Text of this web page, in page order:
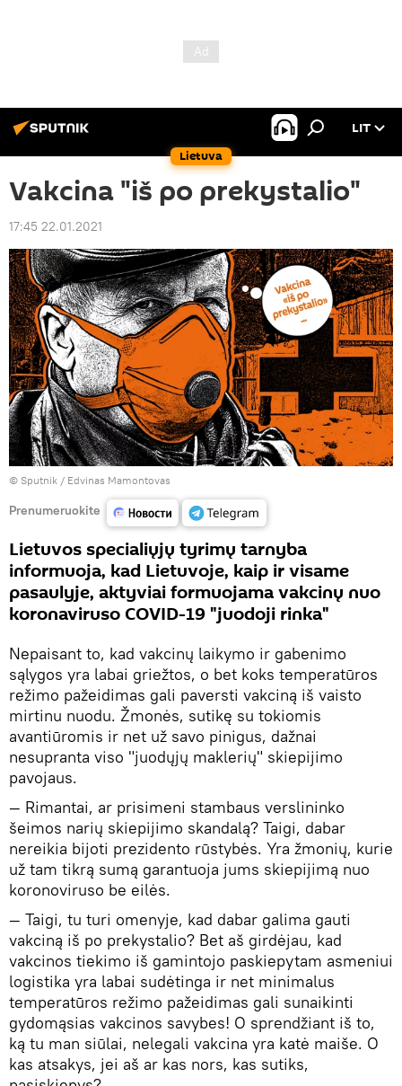
Lietuva
LIT
Vakcina "iš po prekystalio"
17:45 22.01.2021
© Sputnik / Edvinas Mamontovas
Prenumeruokite
Lietuvos specialiųjų tyrimų tarnyba
informuoja, kad Lietuvoje, kaip ir visame
pasaulyje, aktyviai formuojama vakcinų nuo
koronaviruso COVID-19 "juodoji rinka"
Nepaisant to, kad vakcinų laikymo ir gabenimo
sąlygos yra labai griežtos, o bet koks temperatūros
režimo pažeidimas gali paversti vakciną iš vaisto
mirtinu nuodu. Žmonės, sutikę su tokiomis
avantiūromis ir net už savo pinigus, dažnai
nesupranta viso "juodųjų maklerių" skiepijimo
pavojaus.
— Rimantai, ar prisimeni stambaus verslininko
šeimos narių skiepijimo skandalą? Taigi, dabar
nereikia bijoti prezidento rūstybės. Yra žmonių, kurie
už tam tikrą sumą garantuoja jums skiepijimą nuo
koronoviruso be eilės.
— Taigi, tu turi omenyje, kad dabar galima gauti
vakciną iš po prekystalio? Bet aš girdėjau, kad
vakcinos tiekimo iš gamintojo paskiepytam asmeniui
logistika yra labai sudėtinga ir net minimalus
temperatūros režimo pažeidimas gali sunaikinti
gydomąsias vakcinos savybes! O sprendžiant iš to,
ką tu man siūlai, nelegali vakcina yra katė maiše. O
kas atsakys, jei aš ar kas nors, kas sutiks,